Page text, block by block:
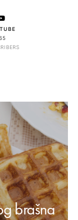
brašna